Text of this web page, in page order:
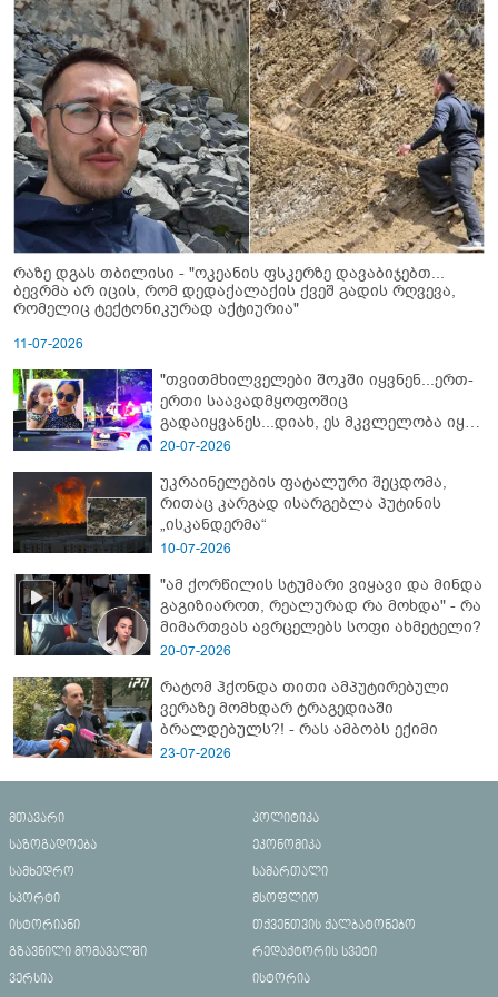
რაზე დგას თბილისი - "ოკეანის ფსკერზე დავაბიჯებთ...
ბევრმა არ იცის, რომ დედაქალაქის ქვეშ გადის რღვევა,
რომელიც ტექტონიკურად აქტიურია"
11-07-2026
"თვითმხილველები შოკში იყვნენ...ერთ-
ერთი საავადმყოფოშიც
გადაიყვანეს...დიახ, ეს მკვლელობა იყო"
- გორში დატრიალებული ტრაგედიის
20-07-2026
უკრაინელების ფატალური შეცდომა,
რითაც კარგად ისარგებლა პუტინის
„ისკანდერმა“
10-07-2026
"ამ ქორწილის სტუმარი ვიყავი და მინდა
გაგიზიაროთ, რეალურად რა მოხდა" - რა
მიმართვას ავრცელებს სოფი ახმეტელი?
20-07-2026
რატომ ჰქონდა თითი ამპუტირებული
ვერაზე მომხდარ ტრაგედიაში
ბრალდებულს?! - რას ამბობს ექიმი
23-07-2026
მთავარი
პოლიტიკა
საზოგადოება
ეკონომიკა
სამხედრო
სამართალი
სპორტი
მსოფლიო
ისტორიანი
თქვენთვის ქალბატონებო
გზავნილი მომავალში
რედაქტორის სვეტი
ვერსია
ისტორია